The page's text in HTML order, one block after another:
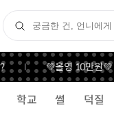
💚올영 10만원💚
학교 썰 덕질